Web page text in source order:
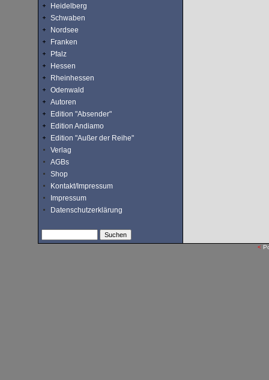
Heidelberg
Schwaben
Nordsee
Franken
Pfalz
Hessen
Rheinhessen
Odenwald
Autoren
Edition "Absender"
Edition Andiamo
Edition "Außer der Reihe"
Verlag
AGBs
Shop
Kontakt/Impressum
Impressum
Datenschutzerklärung
<